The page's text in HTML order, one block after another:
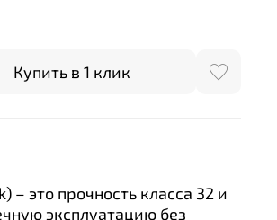
Купить в 1 клик
это прочность класса 32 и
эксплуатацию без